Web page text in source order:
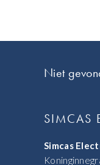
Niet
SIMCAS
Simcas